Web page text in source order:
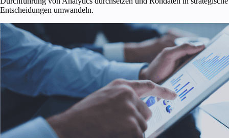
Entscheidungen umwandeln.